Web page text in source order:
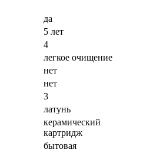
да
5 лет
4
легкое очищение
нет
нет
3
латунь
керамический
картридж
бытовая